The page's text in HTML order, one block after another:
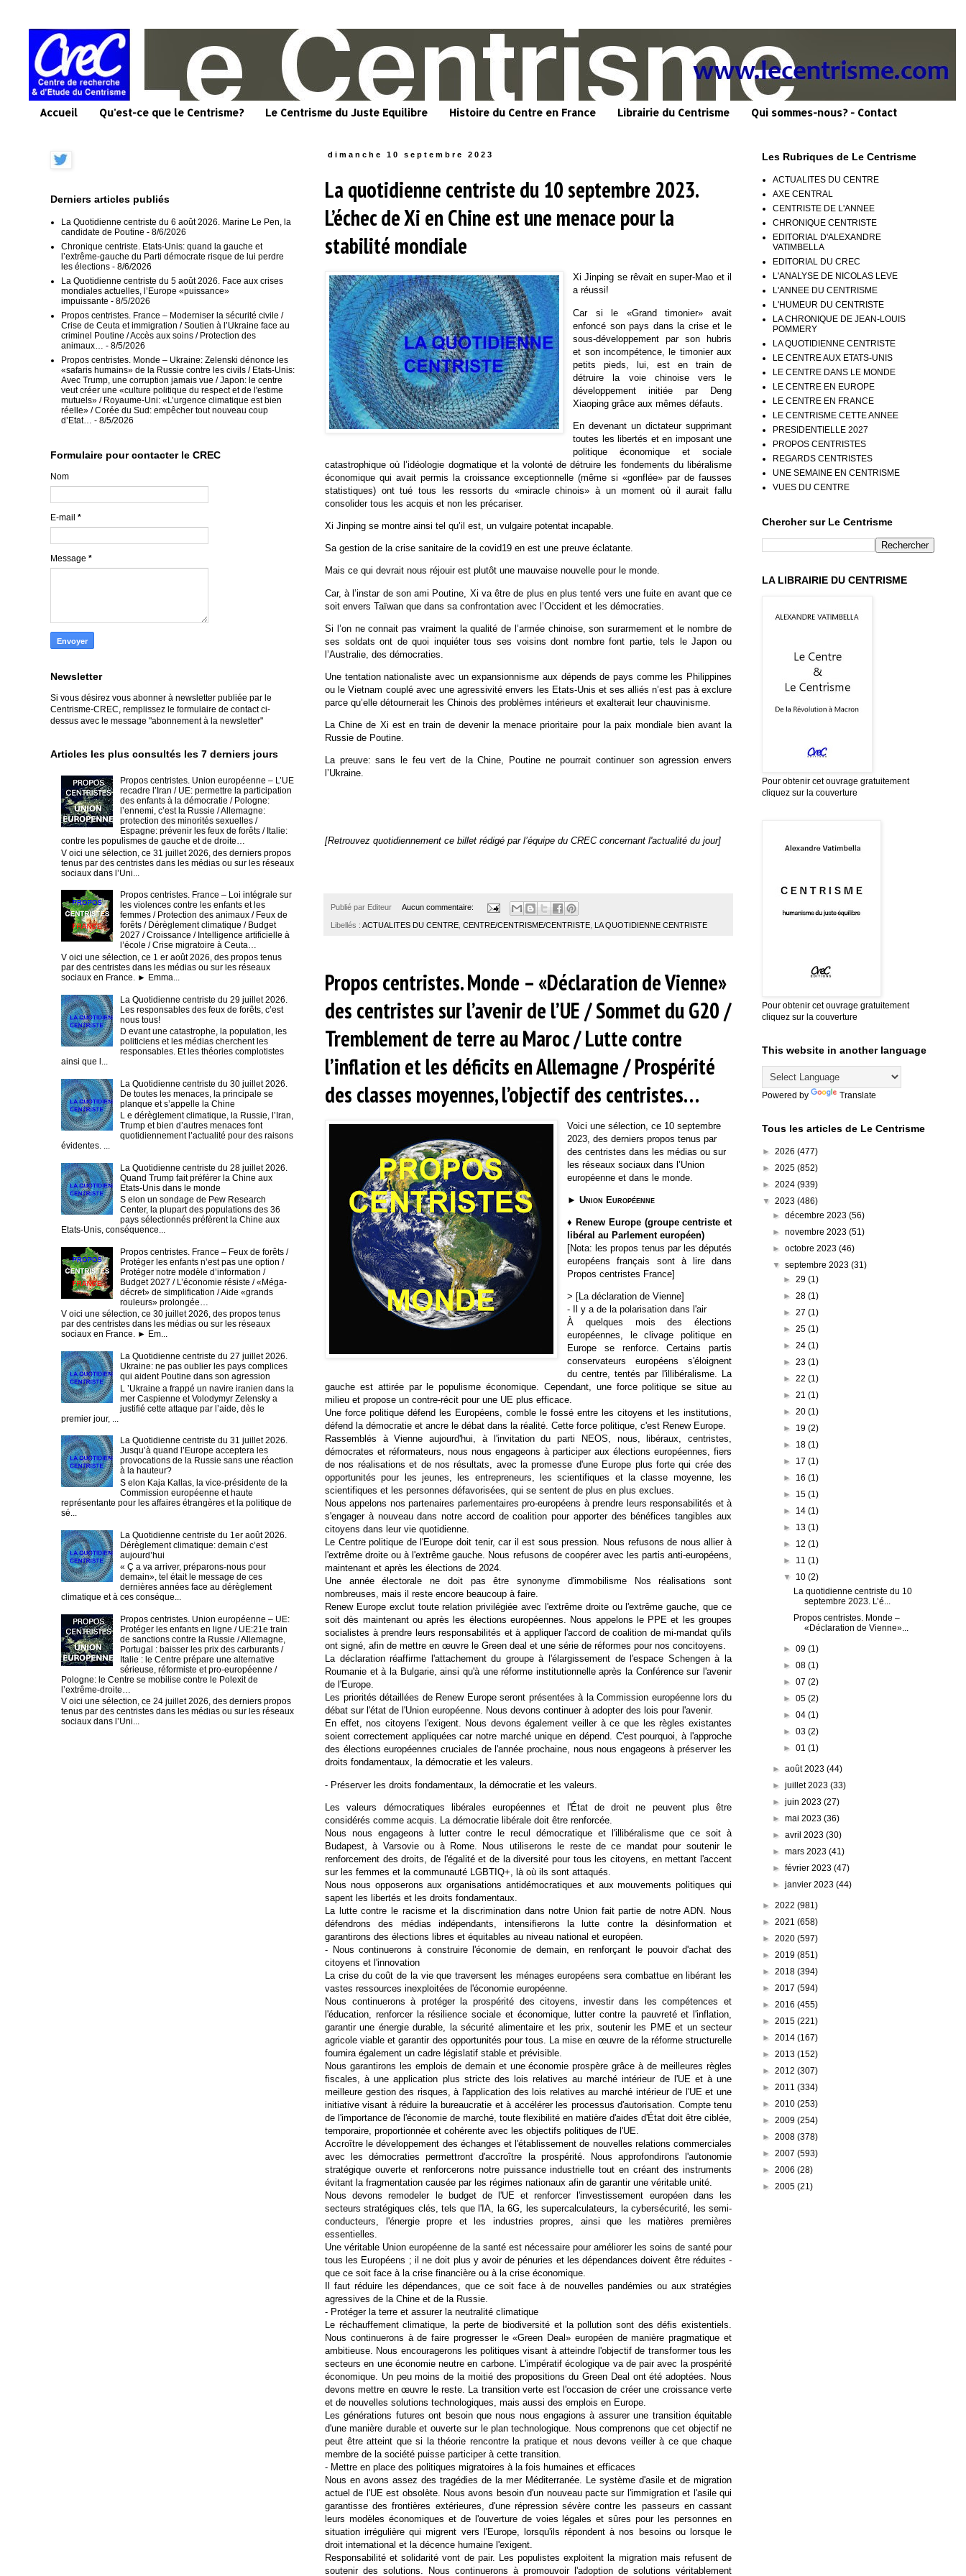
Accueil Qu'est-ce que le Centrisme? Le Centrisme du Juste Equilibre Histoire du Centre en France Librairie du Centrisme Qui sommes-nous? - Contact
dimanche 10 septembre 2023
La quotidienne centriste du 10 septembre 2023.
L’échec de Xi en Chine est une menace pour la
stabilité mondiale
Xi Jinping se rêvait en super-Mao et il
a réussi!
Car si le «Grand timonier» avait
enfoncé son pays dans la crise et le
sous-développement par son hubris
et son incompétence, le timonier aux
petits pieds, lui, est en train de
détruire la voie chinoise vers le
développement initiée par Deng
Xiaoping grâce aux mêmes défauts.
En devenant un dictateur supprimant
toutes les libertés et en imposant une
politique économique et sociale
catastrophique où l’idéologie dogmatique et la volonté de détruire les fondements du libéralisme
économique qui avait permis la croissance exceptionnelle (même si «gonflée» par de fausses
statistiques) ont tué tous les ressorts du «miracle chinois» à un moment où il aurait fallu
consolider tous les acquis et non les précariser.
Xi Jinping se montre ainsi tel qu’il est, un vulgaire potentat incapable.
Sa gestion de la crise sanitaire de la covid19 en est une preuve éclatante.
Mais ce qui devrait nous réjouir est plutôt une mauvaise nouvelle pour le monde.
Car, à l’instar de son ami Poutine, Xi va être de plus en plus tenté vers une fuite en avant que ce
soit envers Taïwan que dans sa confrontation avec l’Occident et les démocraties.
Si l’on ne connait pas vraiment la qualité de l’armée chinoise, son surarmement et le nombre de
ses soldats ont de quoi inquiéter tous ses voisins dont nombre font partie, tels le Japon ou
l’Australie, des démocraties.
Une tentation nationaliste avec un expansionnisme aux dépends de pays comme les Philippines
ou le Vietnam couplé avec une agressivité envers les Etats-Unis et ses alliés n’est pas à exclure
parce qu’elle détournerait les Chinois des problèmes intérieurs et exalterait leur chauvinisme.
La Chine de Xi est en train de devenir la menace prioritaire pour la paix mondiale bien avant la
Russie de Poutine.
La preuve: sans le feu vert de la Chine, Poutine ne pourrait continuer son agression envers
l’Ukraine.
[Retrouvez quotidiennement ce billet rédigé par l’équipe du CREC concernant l'actualité du jour]
Publié par Editeur Aucun commentaire:
Libellés : ACTUALITES DU CENTRE CENTRE/CENTRISME/CENTRISTE LA QUOTIDIENNE CENTRISTE
Propos centristes. Monde – «Déclaration de Vienne»
des centristes sur l’avenir de l’UE / Sommet du G20 /
Tremblement de terre au Maroc / Lutte contre
l’inflation et les déficits en Allemagne / Prospérité
des classes moyennes, l’objectif des centristes…
Voici une sélection, ce 10 septembre
2023, des derniers propos tenus par
des centristes dans les médias ou sur
les réseaux sociaux dans l’Union
européenne et dans le monde.
►Union Européenne
♦ Renew Europe (groupe centriste et
libéral au Parlement européen)
[Nota: les propos tenus par les députés
européens français sont à lire dans
Propos centristes France]
> [La déclaration de Vienne]
- Il y a de la polarisation dans l'air
À quelques mois des élections
européennes, le clivage politique en
Europe se renforce. Certains partis
conservateurs européens s'éloignent
du centre, tentés par l'illibéralisme. La
gauche est attirée par le populisme économique. Cependant, une force politique se situe au
milieu et propose un contre-récit pour une UE plus efficace.
Une force politique défend les Européens, comble le fossé entre les citoyens et les institutions,
défend la démocratie et ancre le débat dans la réalité. Cette force politique, c'est Renew Europe.
Rassemblés à Vienne aujourd'hui, à l'invitation du parti NEOS, nous, libéraux, centristes,
démocrates et réformateurs, nous nous engageons à participer aux élections européennes, fiers
de nos réalisations et de nos résultats, avec la promesse d'une Europe plus forte qui crée des
opportunités pour les jeunes, les entrepreneurs, les scientifiques et la classe moyenne, les
scientifiques et les personnes défavorisées, qui se sentent de plus en plus exclues.
Nous appelons nos partenaires parlementaires pro-européens à prendre leurs responsabilités et à
s'engager à nouveau dans notre accord de coalition pour apporter des bénéfices tangibles aux
citoyens dans leur vie quotidienne.
Le Centre politique de l'Europe doit tenir, car il est sous pression. Nous refusons de nous allier à
l'extrême droite ou à l'extrême gauche. Nous refusons de coopérer avec les partis anti-européens,
maintenant et après les élections de 2024.
Une année électorale ne doit pas être synonyme d'immobilisme Nos réalisations sont
nombreuses, mais il reste encore beaucoup à faire.
Renew Europe exclut toute relation privilégiée avec l'extrême droite ou l'extrême gauche, que ce
soit dès maintenant ou après les élections européennes. Nous appelons le PPE et les groupes
socialistes à prendre leurs responsabilités et à appliquer l'accord de coalition de mi-mandat qu'ils
ont signé, afin de mettre en œuvre le Green deal et une série de réformes pour nos concitoyens.
La déclaration réaffirme l'attachement du groupe à l'élargissement de l'espace Schengen à la
Roumanie et à la Bulgarie, ainsi qu'à une réforme institutionnelle après la Conférence sur l'avenir
de l'Europe.
Les priorités détaillées de Renew Europe seront présentées à la Commission européenne lors du
débat sur l'état de l'Union européenne. Nous devons continuer à adopter des lois pour l'avenir.
En effet, nos citoyens l'exigent. Nous devons également veiller à ce que les règles existantes
soient correctement appliquées car notre marché unique en dépend. C'est pourquoi, à l'approche
des élections européennes cruciales de l'année prochaine, nous nous engageons à préserver les
droits fondamentaux, la démocratie et les valeurs.
- Préserver les droits fondamentaux, la démocratie et les valeurs.
Les valeurs démocratiques libérales européennes et l'État de droit ne peuvent plus être
considérés comme acquis. La démocratie libérale doit être renforcée.
Nous nous engageons à lutter contre le recul démocratique et l'illibéralisme que ce soit à
Budapest, à Varsovie ou à Rome. Nous utiliserons le reste de ce mandat pour soutenir le
renforcement des droits, de l'égalité et de la diversité pour tous les citoyens, en mettant l'accent
sur les femmes et la communauté LGBTIQ+, là où ils sont attaqués.
Nous nous opposerons aux organisations antidémocratiques et aux mouvements politiques qui
sapent les libertés et les droits fondamentaux.
La lutte contre le racisme et la discrimination dans notre Union fait partie de notre ADN. Nous
défendrons des médias indépendants, intensifierons la lutte contre la désinformation et
garantirons des élections libres et équitables au niveau national et européen.
- Nous continuerons à construire l'économie de demain, en renforçant le pouvoir d'achat des
citoyens et l'innovation
La crise du coût de la vie que traversent les ménages européens sera combattue en libérant les
vastes ressources inexploitées de l'économie européenne.
Nous continuerons à protéger la prospérité des citoyens, investir dans les compétences et
l'éducation, renforcer la résilience sociale et économique, lutter contre la pauvreté et l'inflation,
garantir une énergie durable, la sécurité alimentaire et les prix, soutenir les PME et un secteur
agricole viable et garantir des opportunités pour tous. La mise en œuvre de la réforme structurelle
fournira également un cadre législatif stable et prévisible.
Nous garantirons les emplois de demain et une économie prospère grâce à de meilleures règles
fiscales, à une application plus stricte des lois relatives au marché intérieur de l'UE et à une
meilleure gestion des risques, à l'application des lois relatives au marché intérieur de l'UE et une
initiative visant à réduire la bureaucratie et à accélérer les processus d'autorisation. Compte tenu
de l'importance de l'économie de marché, toute flexibilité en matière d'aides d'État doit être ciblée,
temporaire, proportionnée et cohérente avec les objectifs politiques de l'UE.
Accroître le développement des échanges et l'établissement de nouvelles relations commerciales
avec les démocraties permettront d'accroître la prospérité. Nous approfondirons l'autonomie
stratégique ouverte et renforcerons notre puissance industrielle tout en créant des instruments
évitant la fragmentation causée par les régimes nationaux afin de garantir une véritable unité.
Nous devons remodeler le budget de l'UE et renforcer l'investissement européen dans les
secteurs stratégiques clés, tels que l'IA, la 6G, les supercalculateurs, la cybersécurité, les semi-
conducteurs, l'énergie propre et les industries propres, ainsi que les matières premières
essentielles.
Une véritable Union européenne de la santé est nécessaire pour améliorer les soins de santé pour
tous les Européens ; il ne doit plus y avoir de pénuries et les dépendances doivent être réduites -
que ce soit face à la crise financière ou à la crise économique.
Il faut réduire les dépendances, que ce soit face à de nouvelles pandémies ou aux stratégies
agressives de la Chine et de la Russie.
- Protéger la terre et assurer la neutralité climatique
Le réchauffement climatique, la perte de biodiversité et la pollution sont des défis existentiels.
Nous continuerons à de faire progresser le «Green Deal» européen de manière pragmatique et
ambitieuse. Nous encouragerons les politiques visant à atteindre l'objectif de transformer tous les
secteurs en une économie neutre en carbone. L'impératif écologique va de pair avec la prospérité
économique. Un peu moins de la moitié des propositions du Green Deal ont été adoptées. Nous
devons mettre en œuvre le reste. La transition verte est l'occasion de créer une croissance verte
et de nouvelles solutions technologiques, mais aussi des emplois en Europe.
Les générations futures ont besoin que nous nous engagions à assurer une transition équitable
d'une manière durable et ouverte sur le plan technologique. Nous comprenons que cet objectif ne
peut être atteint que si la théorie rencontre la pratique et nous devons veiller à ce que chaque
membre de la société puisse participer à cette transition.
- Mettre en place des politiques migratoires à la fois humaines et efficaces
Nous en avons assez des tragédies de la mer Méditerranée. Le système d'asile et de migration
actuel de l'UE est obsolète. Nous avons besoin d'un nouveau pacte sur l'immigration et l'asile qui
garantisse des frontières extérieures, d'une répression sévère contre les passeurs en cassant
leurs modèles économiques et de l'ouverture de voies légales et sûres pour les personnes en
situation irrégulière qui migrent vers l'Europe, lorsqu'ils répondent à nos besoins ou lorsque le
droit international et la décence humaine l'exigent.
Responsabilité et solidarité vont de pair. Les populistes exploitent la migration mais refusent de
soutenir des solutions. Nous continuerons à promouvoir l'adoption de solutions véritablement
Derniers articles publiés
La Quotidienne centriste du 6 août 2026. Marine Le Pen, la
candidate de Poutine - 8/6/2026
Chronique centriste. Etats-Unis: quand la gauche et
l’extrême-gauche du Parti démocrate risque de lui perdre
les élections - 8/6/2026
La Quotidienne centriste du 5 août 2026. Face aux crises
mondiales actuelles, l’Europe «puissance»
impuissante - 8/5/2026
Propos centristes. France – Moderniser la sécurité civile /
Crise de Ceuta et immigration / Soutien à l’Ukraine face au
criminel Poutine / Accès aux soins / Protection des
animaux…
- 8/5/2026
Propos centristes. Monde – Ukraine: Zelenski dénonce les
«safaris humains» de la Russie contre les civils / Etats-Unis:
Avec Trump, une corruption jamais vue / Japon: le centre
veut créer une «culture politique du respect et de l'estime
mutuels» / Royaume-Uni: «L’urgence climatique est bien
réelle» / Corée du Sud: empêcher tout nouveau coup
d’Etat…
- 8/5/2026
Formulaire pour contacter le CREC
Nom
E-mail *
Message *
Newsletter
Si vous désirez vous abonner à newsletter publiée par le
Centrisme-CREC, remplissez le formulaire de contact ci-
dessus avec le message "abonnement à la newsletter"
Articles les plus consultés les 7 derniers jours
Propos centristes. Union européenne – L’UE
recadre l’Iran / UE: permettre la participation
des enfants à la démocratie / Pologne:
l’ennemi, c’est la Russie / Allemagne:
protection des minorités sexuelles /
Espagne: prévenir les feux de forêts / Italie:
contre les populismes de gauche et de droite…
V oici une sélection, ce 31 juillet 2026, des derniers propos
tenus par des centristes dans les médias ou sur les réseaux
sociaux dans l’Uni...
Propos centristes. France – Loi intégrale sur
les violences contre les enfants et les
femmes / Protection des animaux / Feux de
forêts / Dérèglement climatique / Budget
2027 / Croissance / Intelligence artificielle à
l’école / Crise migratoire à Ceuta…
V oici une sélection, ce 1 er août 2026, des propos tenus
par des centristes dans les médias ou sur les réseaux
sociaux en France. ► Emma...
La Quotidienne centriste du 29 juillet 2026.
Les responsables des feux de forêts, c’est
nous tous!
D evant une catastrophe, la population, les
politiciens et les médias cherchent les
responsables. Et les théories complotistes
ainsi que l...
La Quotidienne centriste du 30 juillet 2026.
De toutes les menaces, la principale se
planque et s’appelle la Chine
L e dérèglement climatique, la Russie, l’Iran,
Trump et bien d’autres menaces font
quotidiennement l’actualité pour des raisons
évidentes. ...
La Quotidienne centriste du 28 juillet 2026.
Quand Trump fait préférer la Chine aux
Etats-Unis dans le monde
S elon un sondage de Pew Research
Center, la plupart des populations des 36
pays sélectionnés préfèrent la Chine aux
Etats-Unis, conséquence...
Propos centristes. France – Feux de forêts /
Protéger les enfants n’est pas une option /
Protéger notre modèle d’information /
Budget 2027 / L’économie résiste / «Méga-
décret» de simplification / Aide «grands
rouleurs» prolongée…
V oici une sélection, ce 30 juillet 2026, des propos tenus
par des centristes dans les médias ou sur les réseaux
sociaux en France. ► Em...
La Quotidienne centriste du 27 juillet 2026.
Ukraine: ne pas oublier les pays complices
qui aident Poutine dans son agression
L ’Ukraine a frappé un navire iranien dans la
mer Caspienne et Volodymyr Zelensky a
justifié cette attaque par l’aide, dès le
premier jour, ...
La Quotidienne centriste du 31 juillet 2026.
Jusqu’à quand l’Europe acceptera les
provocations de la Russie sans une réaction
à la hauteur?
S elon Kaja Kallas, la vice-présidente de la
Commission européenne et haute
représentante pour les affaires étrangères et la politique de
sé...
La Quotidienne centriste du 1er août 2026.
Dérèglement climatique: demain c’est
aujourd’hui
« Ç a va arriver, préparons-nous pour
demain», tel était le message de ces
dernières années face au dérèglement
climatique et à ces conséque...
Propos centristes. Union européenne – UE:
Protéger les enfants en ligne / UE:21e train
de sanctions contre la Russie / Allemagne,
Portugal : baisser les prix des carburants /
Italie : le Centre prépare une alternative
sérieuse, réformiste et pro-européenne /
Pologne: le Centre se mobilise contre le Polexit de
l’extrême-droite…
V oici une sélection, ce 24 juillet 2026, des derniers propos
tenus par des centristes dans les médias ou sur les réseaux
sociaux dans l’Uni...
Les Rubriques de Le Centrisme
ACTUALITES DU CENTRE
AXE CENTRAL
CENTRISTE DE L'ANNEE
CHRONIQUE CENTRISTE
EDITORIAL D'ALEXANDRE
VATIMBELLA
EDITORIAL DU CREC
L'ANALYSE DE NICOLAS LEVE
L'ANNEE DU CENTRISME
L'HUMEUR DU CENTRISTE
LA CHRONIQUE DE JEAN-LOUIS
POMMERY
LA QUOTIDIENNE CENTRISTE
LE CENTRE AUX ETATS-UNIS
LE CENTRE DANS LE MONDE
LE CENTRE EN EUROPE
LE CENTRE EN FRANCE
LE CENTRISME CETTE ANNEE
PRESIDENTIELLE 2027
PROPOS CENTRISTES
REGARDS CENTRISTES
UNE SEMAINE EN CENTRISME
VUES DU CENTRE
Chercher sur Le Centrisme
LA LIBRAIRIE DU CENTRISME
Pour obtenir cet ouvrage gratuitement
cliquez sur la couverture
Pour obtenir cet ouvrage gratuitement
cliquez sur la couverture
This website in another language
Powered by Translate
Tous les articles de Le Centrisme
► 2026 (477)
► 2025 (852)
► 2024 (939)
▼ 2023 (486)
►décembre 2023(56)
►novembre 2023(51)
►octobre 2023(46)
▼septembre 2023(31)
► 29 (1)
► 28 (1)
► 27 (1)
► 25 (1)
► 24 (1)
► 23 (1)
► 22 (1)
► 21 (1)
► 20 (1)
► 19 (2)
► 18 (1)
► 17 (1)
► 16 (1)
► 15 (1)
► 14 (1)
► 13 (1)
► 12 (1)
► 11 (1)
▼ 10 (2)
La quotidienne centriste du 10
septembre 2023. L’é...
Propos centristes. Monde –
«Déclaration de Vienne»...
► 09 (1)
► 08 (1)
► 07 (2)
► 05 (2)
► 04 (1)
► 03 (2)
► 01 (1)
►août 2023(44)
►juillet 2023(33)
►juin 2023(27)
►mai 2023(36)
►avril 2023(30)
►mars 2023(41)
►février 2023(47)
►janvier 2023(44)
► 2022 (981)
► 2021 (658)
► 2020 (597)
► 2019 (851)
► 2018 (394)
► 2017 (594)
► 2016 (455)
► 2015 (221)
► 2014 (167)
► 2013 (152)
► 2012 (307)
► 2011 (334)
► 2010 (253)
► 2009 (254)
► 2008 (378)
► 2007 (593)
► 2006 (28)
► 2005 (21)